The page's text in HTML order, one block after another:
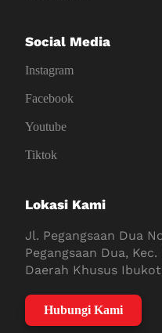
Social Media
Instagram
Facebook
Youtube
Tiktok
Lokasi Kami
Jl. Pegangsaan Dua
Pegangsaan Dua,
Daerah Khusus
Hubungi Kami